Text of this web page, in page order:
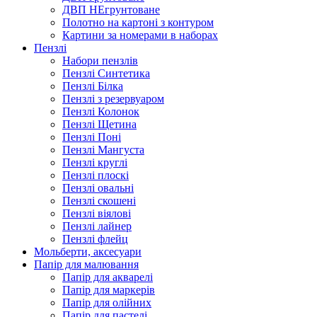
ДВП НЕгрунтоване
Полотно на картоні з контуром
Картини за номерами в наборах
Пензлі
Набори пензлів
Пензлі Синтетика
Пензлі Білка
Пензлі з резервуаром
Пензлі Колонок
Пензлі Щетина
Пензлі Поні
Пензлі Мангуста
Пензлі круглі
Пензлі плоскі
Пензлі овальні
Пензлі скошені
Пензлі віялові
Пензлі лайнер
Пензлі флейц
Мольберти, аксесуари
Папір для малювання
Папір для акварелі
Папір для маркерів
Папір для олійних